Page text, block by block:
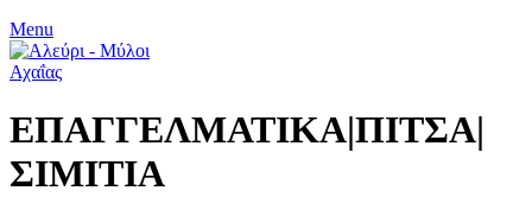
Menu
ΕΠΑΓΓΕΛΜΑΤΙΚΑ|ΠΙΤΣΑ|
ΣΙΜΙΤΙΑ